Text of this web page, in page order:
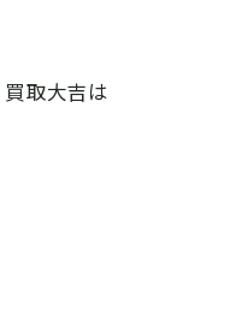
取大吉は